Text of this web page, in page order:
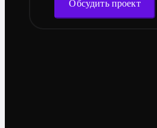
Обсудить проект